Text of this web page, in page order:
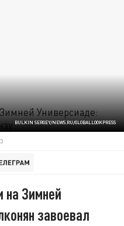
BULKIN SERGEY/NEWS.RU/GLOBALLOOKPRESS
на Зимней
завоевал